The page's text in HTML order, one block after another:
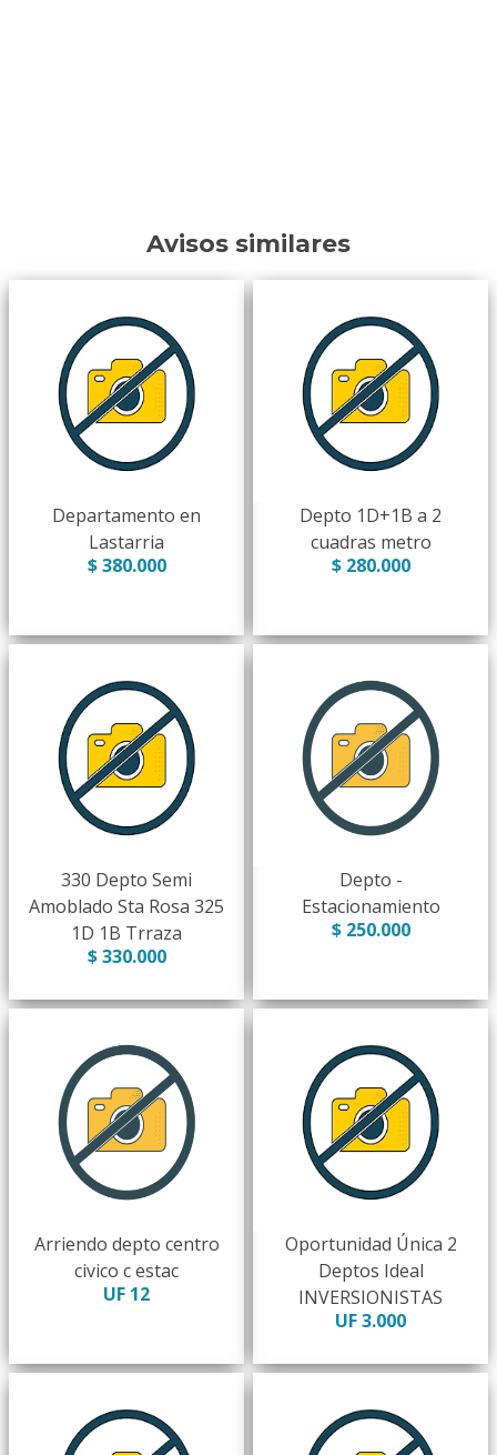
Avisos similares
Departamento en
Lastarria
$ 380.000
Depto 1D+1B a 2
cuadras metro
$ 280.000
330 Depto Semi
Amoblado Sta Rosa 325
1D 1B Trraza
$ 330.000
Depto -
Estacionamiento
$ 250.000
Arriendo depto centro
civico c estac
UF 12
Oportunidad Única 2
Deptos Ideal
INVERSIONISTAS
UF 3.000